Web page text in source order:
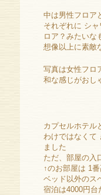
中は男性フロア
それぞれに シ
ロア？みたいな
想像以上に素敵
写真は女性フロ
和な感じがおし
カプセルホテル
わけではなくて
ました
ただ、部屋の入
↑のお部屋は 1
ベッド以外のス
宿泊は4000円台